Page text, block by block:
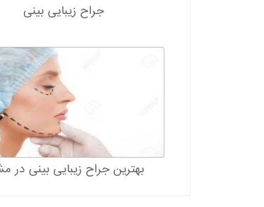
جراح زیبایی بینی
معرفی بهترین جراح زیبایی در زمینه
جراحی پلاستیک ، بهتر است به یک...
بهترین جراح زیبایی بینی در